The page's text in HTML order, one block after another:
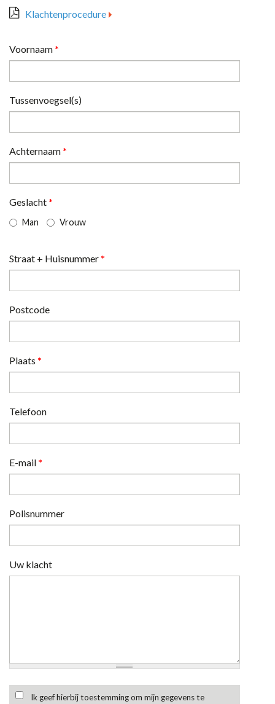
Klachtenprocedure
Voornaam *
Tussenvoegsel(s)
Achternaam *
Geslacht *
Man Vrouw
Straat + Huisnummer *
Postcode
Plaats *
Telefoon
E-mail *
Polisnummer
Uw klacht
Ik geef hierbij toestemming om mijn gegevens te